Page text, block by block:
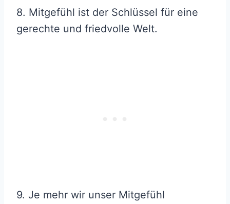
8. Mitgefühl ist der Schlüssel für eine
gerechte und friedvolle Welt.
9. Je mehr wir unser Mitgefühl